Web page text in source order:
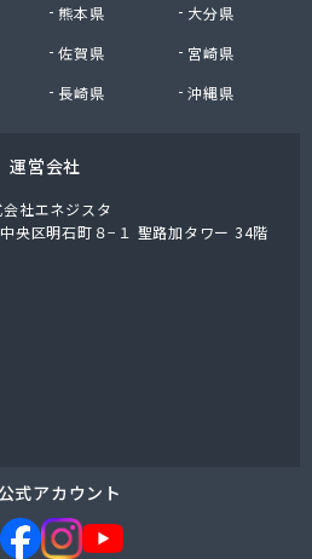
岡営業所
須営業所
業協同組合
社
河内営業所
都宮営業所
熊本県
大分県
佐賀県
宮崎県
長崎県
沖縄県
運営会社
会社エネジスタ
央区明石町８−１ 聖路加タワー 34階
式アカウント